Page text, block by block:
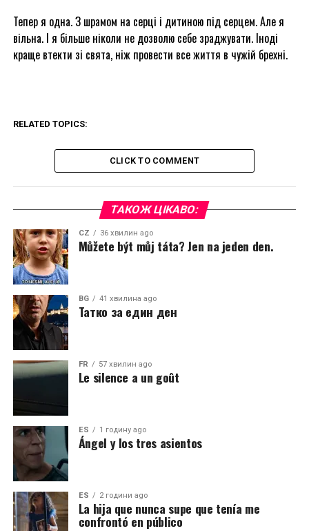
Тепер я одна. З шрамом на серці і дитиною під серцем. Але я
вільна. І я більше ніколи не дозволю себе зраджувати. Іноді
краще втекти зі свята, ніж провести все життя в чужій брехні.
RELATED TOPICS:
CLICK TO COMMENT
ТАКОЖ ЦІКАВО:
CZ 36 хвилин ago
Můžete být můj táta? Jen na jeden den.
BG 41 хвилина ago
Татко за един ден
FR 57 хвилин ago
Le silence a un goût
ES 1 годину ago
Ángel y los tres asientos
ES 2 години ago
La hija que nunca supe que tenía me
confrontó en público